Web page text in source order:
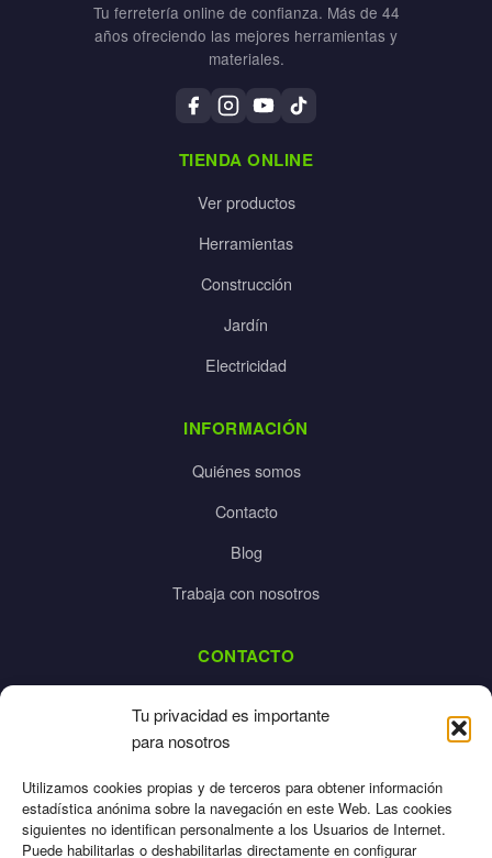
Tu privacidad es importante
para nosotros
Utilizamos cookies propias y de terceros para obtener información
estadística anónima sobre la navegación en este Web. Las cookies
siguientes no identifican personalmente a los Usuarios de Internet.
Puede habilitarlas o deshabilitarlas directamente en configurar
Tu ferretería online de confianza. Más de 44
años ofreciendo las mejores herramientas y
materiales.
TIENDA ONLINE
Ver productos
Herramientas
Construcción
Jardín
Electricidad
INFORMACIÓN
Quiénes somos
Contacto
Blog
Trabaja con nosotros
CONTACTO
925 532 213